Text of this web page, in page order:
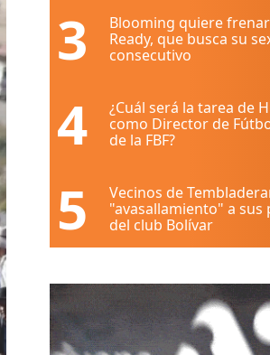
3
Blooming quiere
Ready, que busca su
consecutivo
4
¿Cuál será la tarea de
como Director de
de la FBF?
5
Vecinos de
"avasallamiento" a
del club Bolívar